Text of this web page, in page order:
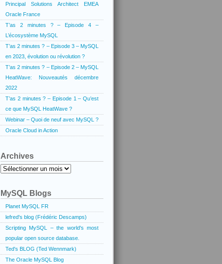
Principal Solutions Architect EMEA
Oracle France
T’as 2 minutes ? – Episode 4 –
L’écosystème MySQL
T’as 2 minutes ? – Episode 3 – MySQL
en 2023, évolution ou révolution ?
T’as 2 minutes ? – Episode 2 – MySQL
HeatWave: Nouveautés décembre
2022
T’as 2 minutes ? – Episode 1 – Qu’est
ce que MySQL HeatWave ?
Webinar – Quoi de neuf avec MySQL ?
Oracle Cloud in Action
Archives
Archives
MySQL Blogs
Planet MySQL FR
lefred's blog (Frédéric Descamps)
Scripting MySQL – the world's most
popular open source database.
Ted's BLOG (Ted Wennmark)
The Oracle MySQL Blog